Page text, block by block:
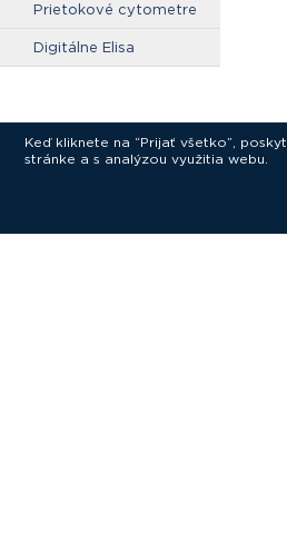
Prietokové cytometre
Digitálne Elisa
Keď kliknete na “Prijať všetko”,
stránke a s analýzou využitia webu.